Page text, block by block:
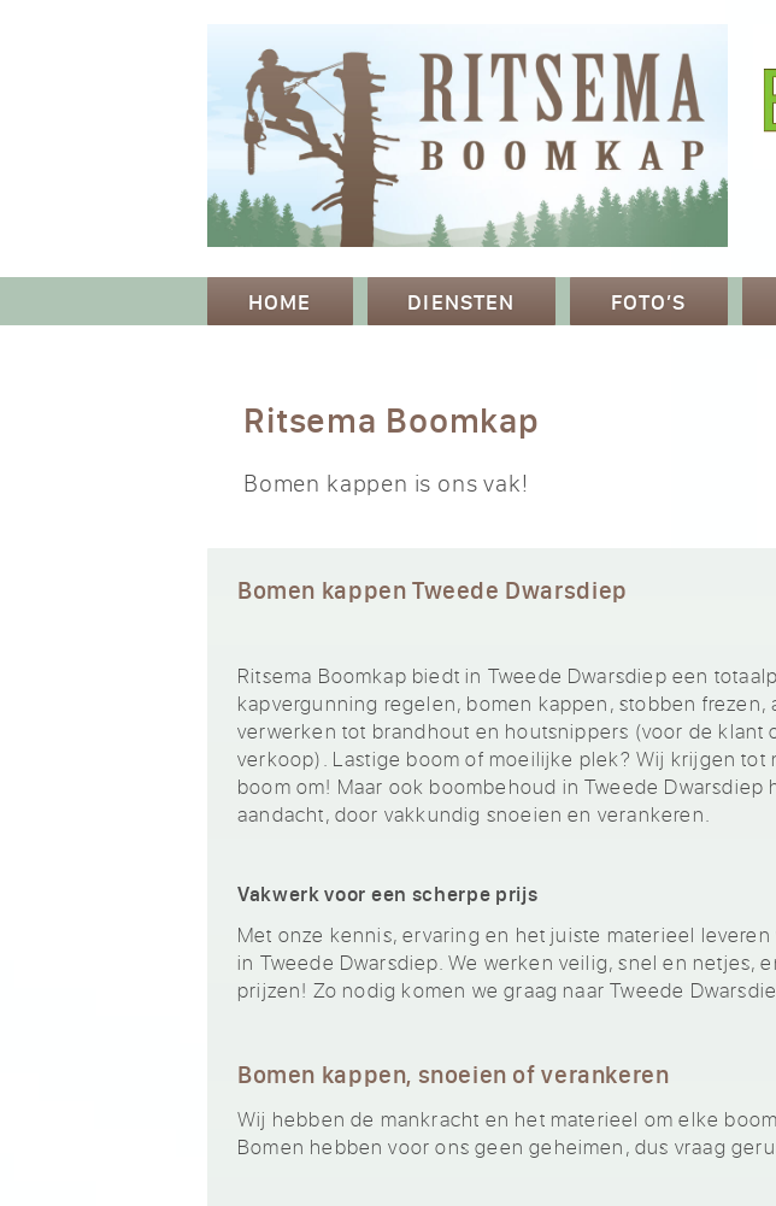
HOME DIENSTEN FOTO’S
Ritsema Boomkap
Bomen kappen is ons vak!
Bomen kappen Tweede Dwarsdiep
Ritsema Boomkap biedt in Tweede Dwarsdiep een
kapvergunning regelen, bomen kappen, stobben frezen,
verwerken tot brandhout en houtsnippers (voor de klant
verkoop). Lastige boom of moeilijke plek? Wij krijgen tot
boom om! Maar ook boombehoud in Tweede Dwarsdiep
aandacht, door vakkundig snoeien en verankeren.
Vakwerk voor een scherpe prijs
Met onze kennis, ervaring en het juiste materieel leveren
in Tweede Dwarsdiep. We werken veilig, snel en netjes,
prijzen! Zo nodig komen we graag naar Tweede
Bomen kappen, snoeien of verankeren
Wij hebben de mankracht en het materieel om elke
Bomen hebben voor ons geen geheimen, dus vraag